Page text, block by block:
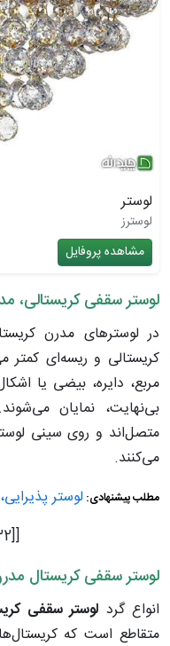
لوستر
لوسترز
مشاهده پروفایل
لوستر سقفی کریستالی،
در لوسترهای مدرن
کریستالی و ریسه‌ای
مربع، دایره، بیضی یا
بی‌نهایت، نمایان
متصل‌اند و روی سینی
می‌کنند.
مطلب پیشنهادی: لوستر پذیرایی، 20 مدل لوکس و زیبا
[[nid:
لوستر سقفی کریستال
انواع گرد لوستر سقفی
متقاطع است که